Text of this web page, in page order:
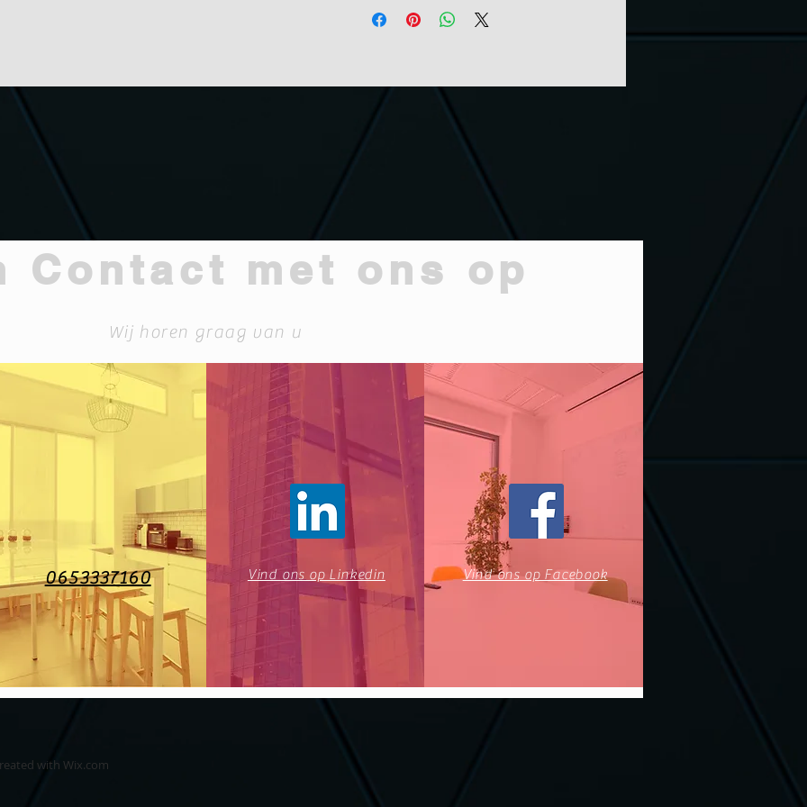
Ruimtes Woonkamer, Slaapkamer, Gang /
Contact met ons op
Wij horen graag van u
0653337160 Vind ons op Linkedin Vind ons op Facebook
with Wix.com